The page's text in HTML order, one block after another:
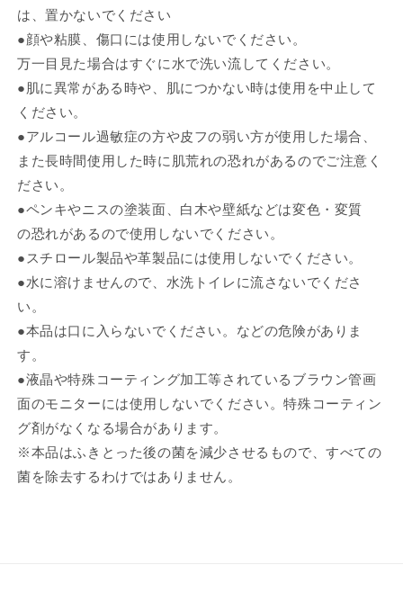
は、置かないでください
●顔や粘膜、傷口には使用しないでください。
万一目見た場合はすぐに水で洗い流してください。
●肌に異常がある時や、肌につかない時は使用を中止して
ください。
●アルコール過敏症の方や皮フの弱い方が使用した場合、
また長時間使用した時に肌荒れの恐れがあるのでご注意く
ださい。
●ペンキやニスの塗装面、白木や壁紙などは変色・変質
の恐れがあるので使用しないでください。
●スチロール製品や革製品には使用しないでください。
●水に溶けませんので、水洗トイレに流さないでくださ
い。
●本品は口に入らないでください。などの危険がありま
す。
●液晶や特殊コーティング加工等されているブラウン管画
面のモニターには使用しないでください。特殊コーティン
グ剤がなくなる場合があります。
※本品はふきとった後の菌を減少させるもので、すべての
菌を除去するわけではありません。